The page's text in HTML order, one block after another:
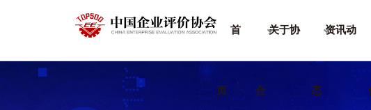
首
页
关于协
会
资讯动
态